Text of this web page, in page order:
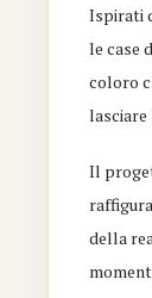
Ispirati
le case
coloro
Il
della